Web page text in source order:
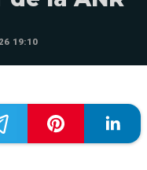
19:10